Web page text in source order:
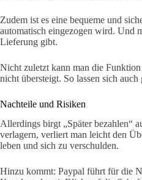
Zudem ist es eine bequeme und
automatisch eingezogen wird. Und
Lieferung gibt.
Nicht zuletzt kann man die
nicht übersteigt. So lassen sich
Nachteile und Risiken
Allerdings birgt „Später bezahlen“
verlagern, verliert man leicht den
leben und sich zu verschulden.
Hinzu kommt: Paypal führt für die